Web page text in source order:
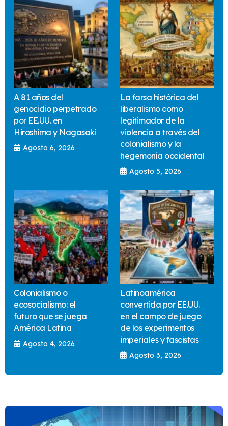
A 81 años del
genocidio perpetrado
por EE.UU. en
Hiroshima y Nagasaki
Agosto 6, 2026
La farsa histórica del
liberalismo como
legitimador de la
violencia a través del
colonialismo y la
hegemonía occidental
Agosto 5, 2026
Colonialismo o
ecosocialismo: el
futuro que se juega
América Latina
Agosto 4, 2026
Latinoamérica
convertida por EE.UU.
en el campo de juego
de los experimentos
imperiales y fascistas
Agosto 3, 2026